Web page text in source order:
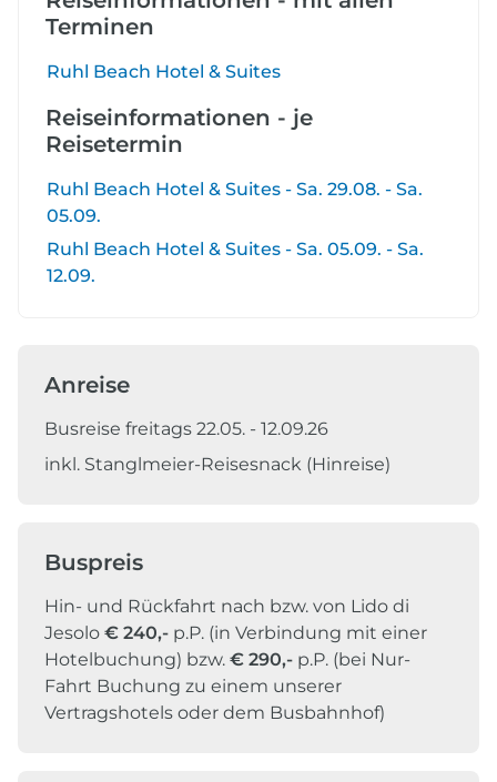
Terminen
Ruhl Beach Hotel & Suites
Reiseinformationen - je
Reisetermin
Ruhl Beach Hotel & Suites - Sa. 29.08. - Sa.
05.09.
Ruhl Beach Hotel & Suites - Sa. 05.09. - Sa.
12.09.
Anreise
Busreise freitags 22.05. - 12.09.26
inkl. Stanglmeier-Reisesnack (Hinreise)
Buspreis
Hin- und Rückfahrt nach bzw. von Lido di
Jesolo € 240,- p.P. (in Verbindung mit einer
Hotelbuchung) bzw. € 290,- p.P. (bei Nur-
Fahrt Buchung zu einem unserer
Vertragshotels oder dem Busbahnhof)